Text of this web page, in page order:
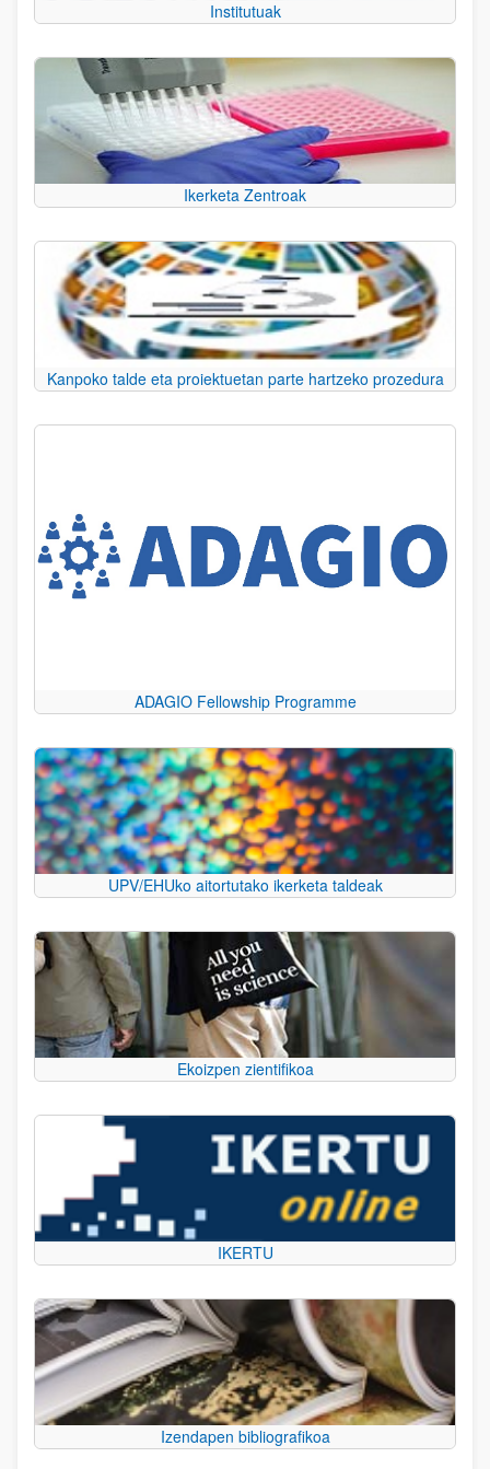
Institutuak
Ikerketa Zentroak
Kanpoko talde eta proiektuetan parte hartzeko prozedura
ADAGIO Fellowship Programme
UPV/EHUko aitortutako ikerketa taldeak
Ekoizpen zientifikoa
IKERTU
Izendapen bibliografikoa